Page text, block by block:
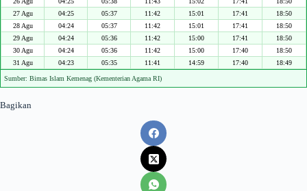
27 Agu
04:25 05:37 11:42 15:01 17:41
18:50
28 Agu
04:24 05:37 11:42 15:01 17:41
18:50
29 Agu
04:24 05:36 11:42 15:00 17:41
18:50
30 Agu
04:24 05:36 11:42 15:00 17:40
18:50
31 Agu
04:23 05:35 11:41 14:59 17:40 18:49
Sumber: Bimas Islam Kemenag (Kementerian Agama RI)
Bagikan